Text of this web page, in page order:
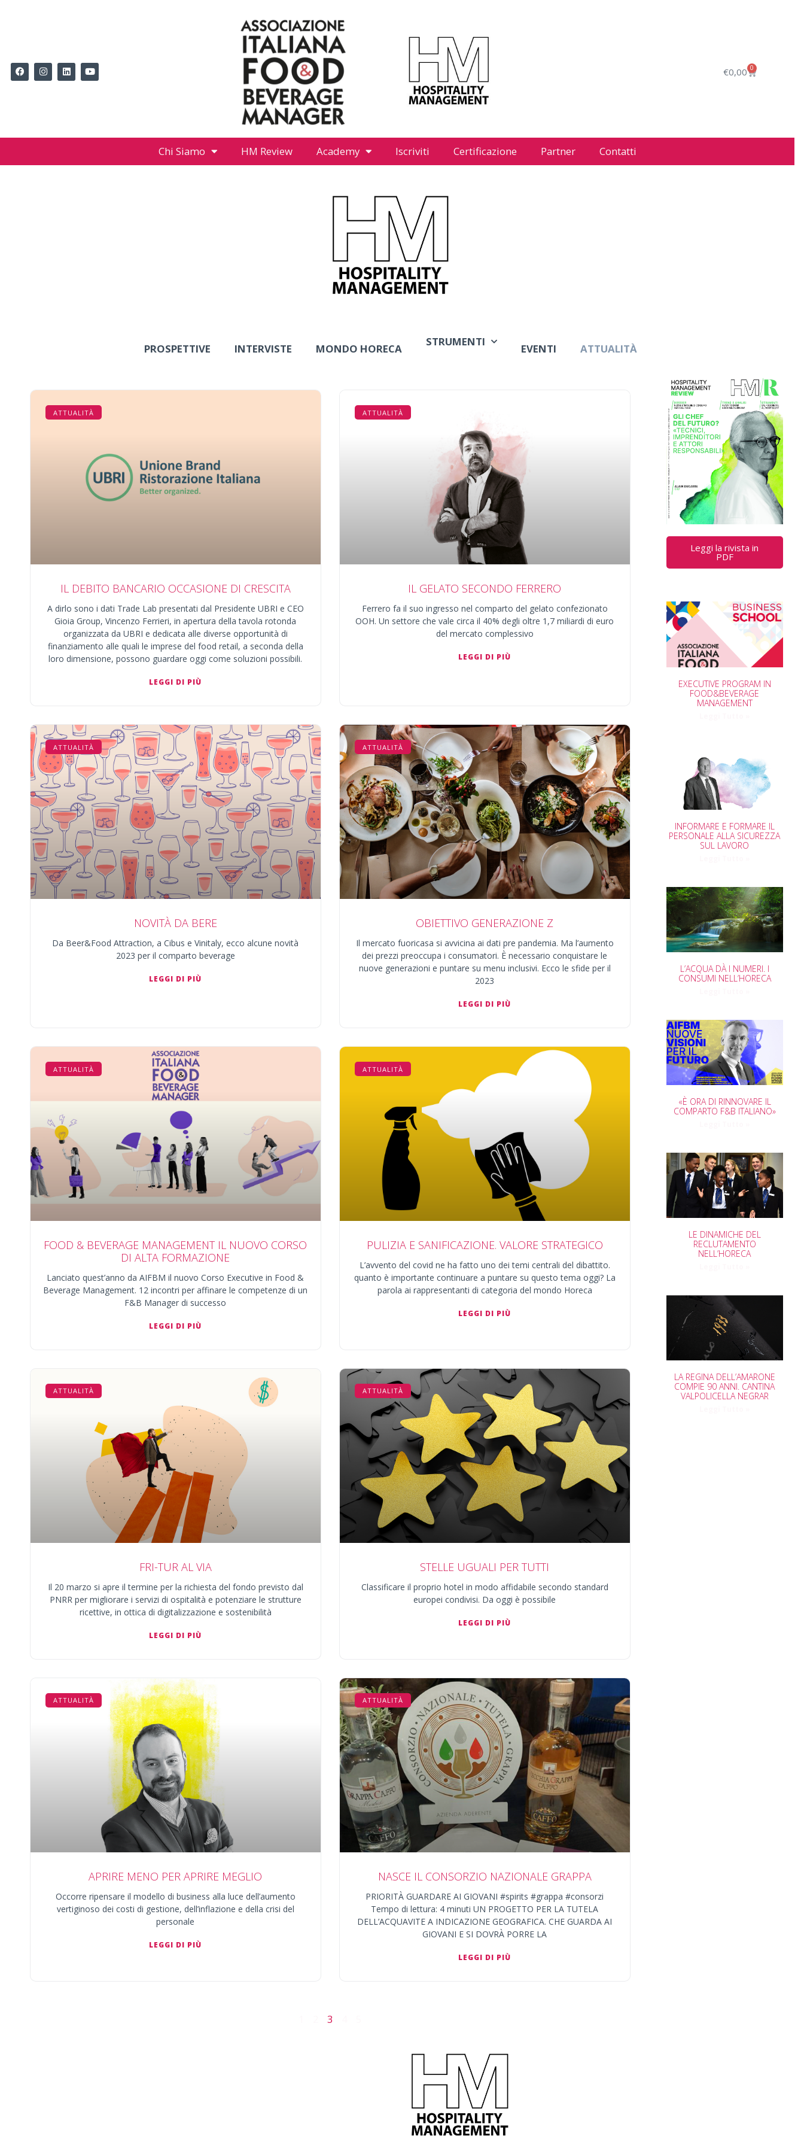
€0,00 0
Chi Siamo HM Review Academy Iscriviti Certificazione Partner Contatti
PROSPETTIVE INTERVISTE MONDO HORECA
STRUMENTI
EVENTI ATTUALITÀ
ATTUALITÀ
IL DEBITO BANCARIO OCCASIONE DI CRESCITA
A dirlo sono i dati Trade Lab presentati dal Presidente UBRI e CEO
Gioia Group, Vincenzo Ferrieri, in apertura della tavola rotonda
organizzata da UBRI e dedicata alle diverse opportunità di
finanziamento alle quali le imprese del food retail, a seconda della
loro dimensione, possono guardare oggi come soluzioni possibili.
LEGGI DI PIÙ
ATTUALITÀ
IL GELATO SECONDO FERRERO
Ferrero fa il suo ingresso nel comparto del gelato confezionato
OOH. Un settore che vale circa il 40% degli oltre 1,7 miliardi di euro
del mercato complessivo
LEGGI DI PIÙ
ATTUALITÀ
NOVITÀ DA BERE
Da Beer&Food Attraction, a Cibus e Vinitaly, ecco alcune novità
2023 per il comparto beverage
LEGGI DI PIÙ
ATTUALITÀ
OBIETTIVO GENERAZIONE Z
Il mercato fuoricasa si avvicina ai dati pre pandemia. Ma l’aumento
dei prezzi preoccupa i consumatori. È necessario conquistare le
nuove generazioni e puntare su menu inclusivi. Ecco le sfide per il
2023
LEGGI DI PIÙ
ATTUALITÀ
FOOD & BEVERAGE MANAGEMENT IL NUOVO CORSO
DI ALTA FORMAZIONE
Lanciato quest’anno da AIFBM il nuovo Corso Executive in Food &
Beverage Management. 12 incontri per affinare le competenze di un
F&B Manager di successo
LEGGI DI PIÙ
ATTUALITÀ
PULIZIA E SANIFICAZIONE. VALORE STRATEGICO
L’avvento del covid ne ha fatto uno dei temi centrali del dibattito.
quanto è importante continuare a puntare su questo tema oggi? La
parola ai rappresentanti di categoria del mondo Horeca
LEGGI DI PIÙ
ATTUALITÀ
FRI-TUR AL VIA
Il 20 marzo si apre il termine per la richiesta del fondo previsto dal
PNRR per migliorare i servizi di ospitalità e potenziare le strutture
ricettive, in ottica di digitalizzazione e sostenibilità
LEGGI DI PIÙ
ATTUALITÀ
STELLE UGUALI PER TUTTI
Classificare il proprio hotel in modo affidabile secondo standard
europei condivisi. Da oggi è possibile
LEGGI DI PIÙ
ATTUALITÀ
APRIRE MENO PER APRIRE MEGLIO
Occorre ripensare il modello di business alla luce dell’aumento
vertiginoso dei costi di gestione, dell’inflazione e della crisi del
personale
LEGGI DI PIÙ
ATTUALITÀ
NASCE IL CONSORZIO NAZIONALE GRAPPA
PRIORITÀ GUARDARE AI GIOVANI #spirits #grappa #consorzi
Tempo di lettura: 4 minuti UN PROGETTO PER LA TUTELA
DELL’ACQUAVITE A INDICAZIONE GEOGRAFICA. CHE GUARDA AI
GIOVANI E SI DOVRÀ PORRE LA
LEGGI DI PIÙ
3
Leggi la rivista in
PDF
EXECUTIVE PROGRAM IN
FOOD&BEVERAGE
MANAGEMENT
INFORMARE E FORMARE IL
PERSONALE ALLA SICUREZZA
SUL LAVORO
L’ACQUA DÀ I NUMERI. I
CONSUMI NELL’HORECA
«È ORA DI RINNOVARE IL
COMPARTO F&B ITALIANO»
LE DINAMICHE DEL
RECLUTAMENTO
NELL’HORECA
LA REGINA DELL’AMARONE
COMPIE 90 ANNI. CANTINA
VALPOLICELLA NEGRAR